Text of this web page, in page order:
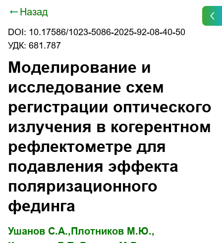
Назад
DOI: 10.17586/1023-5086-2025-92-08-40-50
УДК: 681.787
Моделирование и
исследование схем
регистрации оптического
излучения в когерентном
рефлектометре для
подавления эффекта
поляризационного
фединга
Ушанов С.А., Плотников М.Ю.,